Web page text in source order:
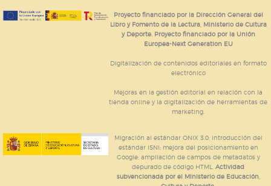
Proyecto financiado por la Dirección General del
Libro y Fomento de la Lectura, Ministerio de Cultura
y Deporte. Proyecto financiado por la Unión
Europea-Next Generation EU
Digitalización de contenidos editoriales en formato
electrónico
Mejoras en la gestión editorial en relación con la
tienda online y la digitalización de herramientas de
marketing.
Migración al estándar ONIX 3.0; introducción del
estándar ISNI; mejora del posicionamiento en
Google; ampliación de campos de metadatos y
depurado de código HTML.Actividad
subvencionada por el Ministerio de Educación,